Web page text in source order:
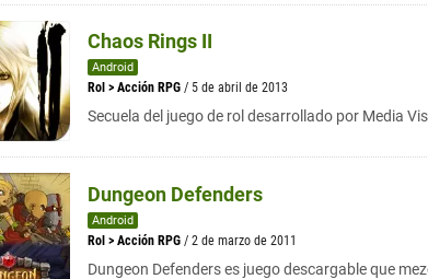
Chaos Rings II
Android
Rol > Acción RPG / 5 de abril de 2013
Secuela del juego de rol desarrollado por Media
Dungeon Defenders
Android
Rol > Acción RPG / 2 de marzo de 2011
Dungeon Defenders es juego descargable que